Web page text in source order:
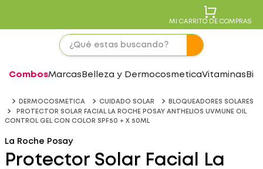
MI CARRITO DE COMPRAS
CombosMarcas Belleza y DermocosmeticaVitaminas
DERMOCOSMETICA CUIDADO SOLAR
BLOQUEADORES SOLARES
PROTECTOR SOLAR FACIAL LA ROCHE POSAY ANTHELIOS UVMUNE OIL
CONTROL GEL CON COLOR SPF50 + X 50ML
La Roche Posay
Protector Solar Facial La